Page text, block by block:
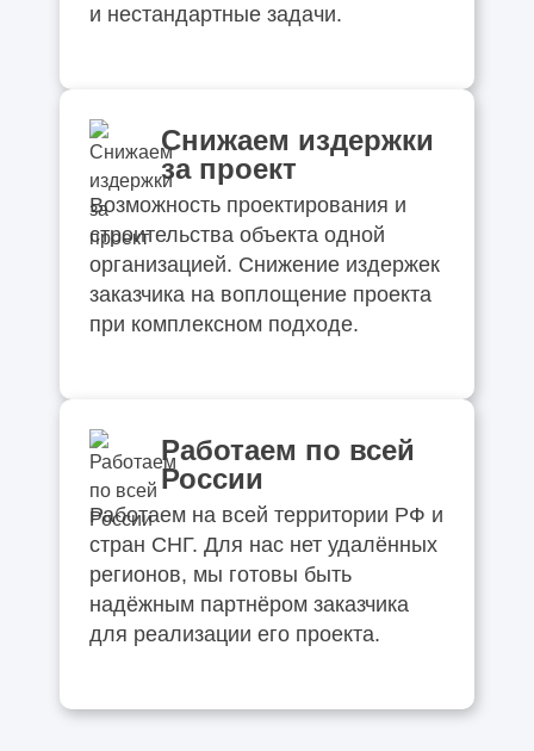
и нестандартные задачи.
Снижаем издержки
за проект
Возможность проектирования и
строительства объекта одной
организацией. Снижение издержек
заказчика на воплощение проекта
при комплексном подходе.
Работаем по всей
России
Работаем на всей территории РФ и
стран СНГ. Для нас нет удалённых
регионов, мы готовы быть
надёжным партнёром заказчика
для реализации его проекта.